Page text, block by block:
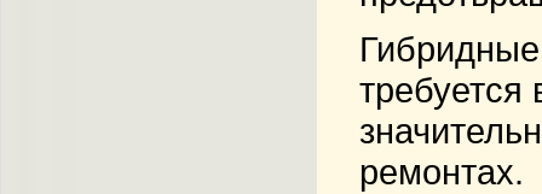
требуется
ремонтах.